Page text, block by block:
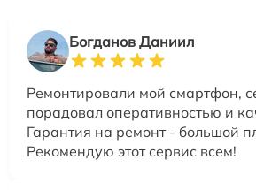
Богданов Даниил
Ремонтировали мой смартфон,
порадовал оперативностью и
Гарантия на ремонт - большой
Рекомендую этот сервис всем!